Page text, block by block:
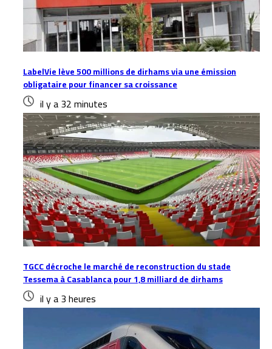
LabelVie lève 500 millions de dirhams via une émission
obligataire pour financer sa croissance
il y a 32 minutes
TGCC décroche le marché de reconstruction du stade
Tessema à Casablanca pour 1,8 milliard de dirhams
il y a 3 heures